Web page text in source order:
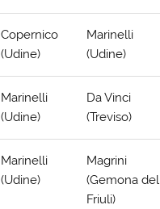
Copernico
(Udine)
Marinelli
(Udine)
Marinelli
(Udine)
Da Vinci
(Treviso)
Marinelli
(Udine)
Magrini
(Gemona del
Friuli)